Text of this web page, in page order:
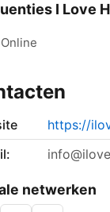
I Love
Online
https://
netwerken